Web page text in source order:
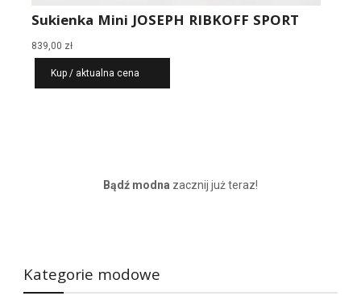
Sukienka Mini JOSEPH RIBKOFF SPORT
839,00 zł
Kup / aktualna cena
Bądź modna zacznij już teraz!
Kategorie modowe